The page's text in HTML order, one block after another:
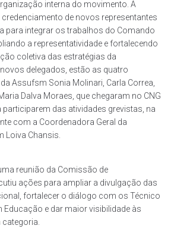
interna do movimento. A
de novos representantes
para integrar os trabalhos do Comando
a representatividade e fortalecendo
coletiva das estratégias da
delegados, estão as quatro
Assufsm Sonia Molinari, Carla Correa,
Dalva Moraes, que chegaram no CNG
participarem das atividades grevistas, na
com a Coordenadora Geral da
Loiva Chansis.
reunião da Comissão de
ações para ampliar a divulgação das
fortalecer o diálogo com os Técnico
e dar maior visibilidade às
categoria.